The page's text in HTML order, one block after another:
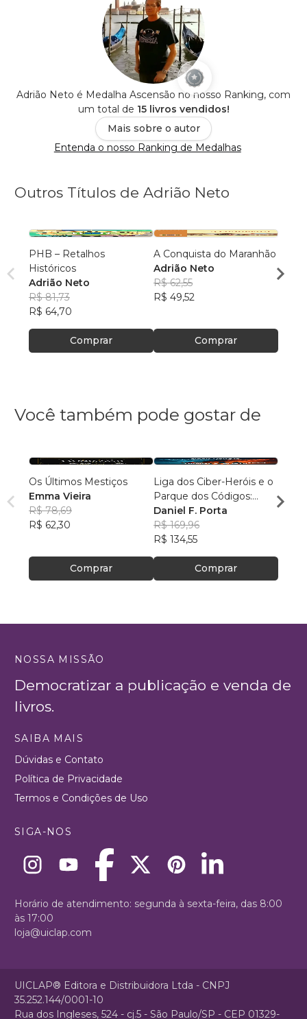
Adrião Neto é Medalha Ascensão no nosso Ranking, com
um total de 15 livros vendidos!
Mais sobre o autor
Entenda o nosso Ranking de Medalhas
Outros Títulos de Adrião Neto
PHB – Retalhos
Históricos
Adrião Neto
R$ 81,73
R$ 64,70
Comprar
A Conquista do Maranhão
Adrião Neto
R$ 62,55
R$ 49,52
Comprar
Você também pode gostar de
Os Últimos Mestiços
Emma Vieira
R$ 78,69
R$ 62,30
Comprar
Liga dos Ciber-Heróis e o
Parque dos Códigos:
Rumo ao Desconhecido
Daniel F. Porta
R$ 169,96
R$ 134,55
Comprar
R$
NOSSA MISSÃO
Democratizar a publicação e venda de
livros.
SAIBA MAIS
Dúvidas e Contato
Política de Privacidade
Termos e Condições de Uso
SIGA-NOS
Horário de atendimento: segunda à sexta-feira, das 8:00
às 17:00
loja@uiclap.com
UICLAP® Editora e Distribuidora Ltda - CNPJ
35.252.144/0001-10
Rua dos Ingleses, 524 - cj.5 - São Paulo/SP - CEP 01329-